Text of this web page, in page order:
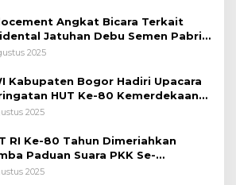
Angkat Bicara Terkait
Jatuhan Debu Semen Pabrik
2025
Kabupaten Bogor Hadiri Upacara
HUT Ke-80 Kemerdekaan
Lapangan Tegar Beriman
2025
RI Ke-80 Tahun Dimeriahkan
Paduan Suara PKK Se-
Bogor
2025